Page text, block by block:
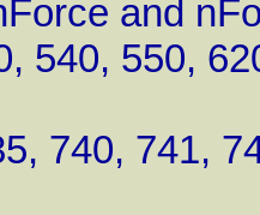
and
550, 620,
741,